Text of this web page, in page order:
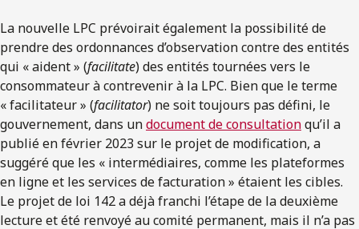
La nouvelle LPC prévoirait également la possibilité de
prendre des ordonnances d’observation contre des entités
qui « aident » (facilitate) des entités tournées vers le
consommateur à contrevenir à la LPC. Bien que le terme
« facilitateur » (facilitator) ne soit toujours pas défini, le
gouvernement, dans undocument de consultationqu’il a
publié en février 2023 sur le projet de modification, a
suggéré que les « intermédiaires, comme les plateformes
en ligne et les services de facturation » étaient les cibles.
Le projet de loi 142 a déjà franchi l’étape de la deuxième
lecture et été renvoyé au comité permanent, mais il n’a pas